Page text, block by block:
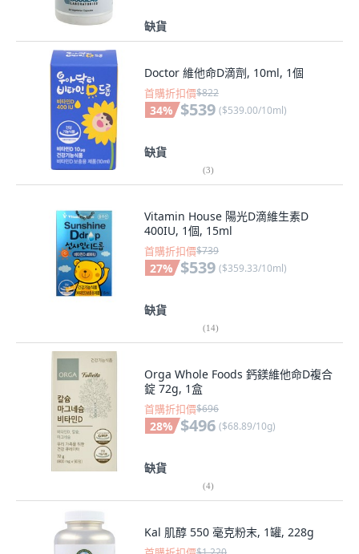
缺貨
Doctor 維他命D滴劑, 10ml, 1個
首購折扣價$822
34% $539 ($539.00/10ml)
缺貨
(3)
Vitamin House 陽光D滴維生素D
400IU, 1個, 15ml
首購折扣價$739
27% $539 ($359.33/10ml)
缺貨
(14)
Orga Whole Foods 鈣鎂維他命D複合
錠 72g, 1盒
首購折扣價$696
28% $496 ($68.89/10g)
缺貨
(4)
Kal 肌醇 550 毫克粉末, 1罐, 228g